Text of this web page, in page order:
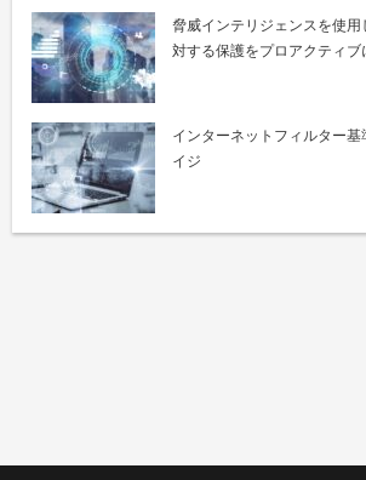
脅威インテリジェンスを使
対する保護をプロアクティブ
インターネットフィルター
イジ